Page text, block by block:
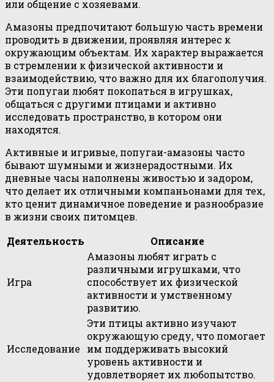
или общение с хозяевами.
Амазоны предпочитают большую часть времени
проводить в движении, проявляя интерес к
окружающим объектам. Их характер выражается
в стремлении к физической активности и
взаимодействию, что важно для их благополучия.
Эти попугаи любят покопаться в игрушках,
общаться с другими птицами и активно
исследовать пространство, в котором они
находятся.
Активные и игривые, попугаи-амазоны часто
бывают шумными и жизнерадостными. Их
дневные часы наполнены живостью и задором,
что делает их отличными компаньонами для тех,
кто ценит динамичное поведение и разнообразие
в жизни своих питомцев.
Деятельность
Описание
Игра
Амазоны любят играть с
различными игрушками, что
способствует их физической
активности и умственному
развитию.
Исследование
Эти птицы активно изучают
окружающую среду, что помогает
им поддерживать высокий
уровень активности и
удовлетворяет их любопытство.